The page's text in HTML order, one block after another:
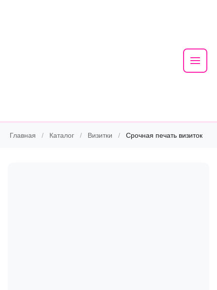
Main
Главная / Каталог / Визитки / Срочная печать визиток